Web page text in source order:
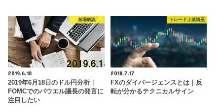
相場解説
2019.6.18
2019年6月18日のドル円分析｜
FOMCでのパウエル議長の発言に
注目したい
トレード上達講座
2018.7.17
FXのダイバージェンスとは｜反
転が分かるテクニカルサイン